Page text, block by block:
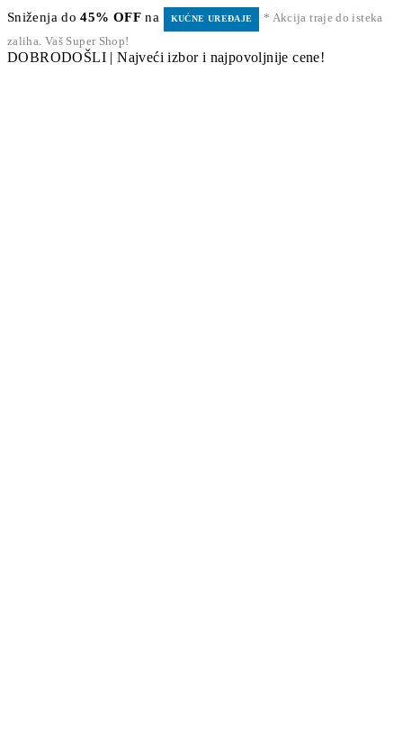
Sniženja do45% OFF na KUĆNE UREĐAJE
* Akcija traje do isteka
zaliha. Vaš Super Shop!
DOBRODOŠLI | Najveći izbor i najpovoljnije cene!